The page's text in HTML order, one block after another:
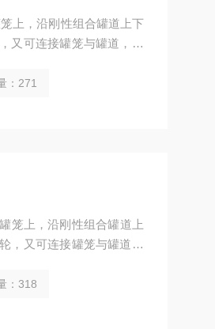
又可连接罐笼与罐道，并
：271
，又可连接罐笼与罐道，
：318